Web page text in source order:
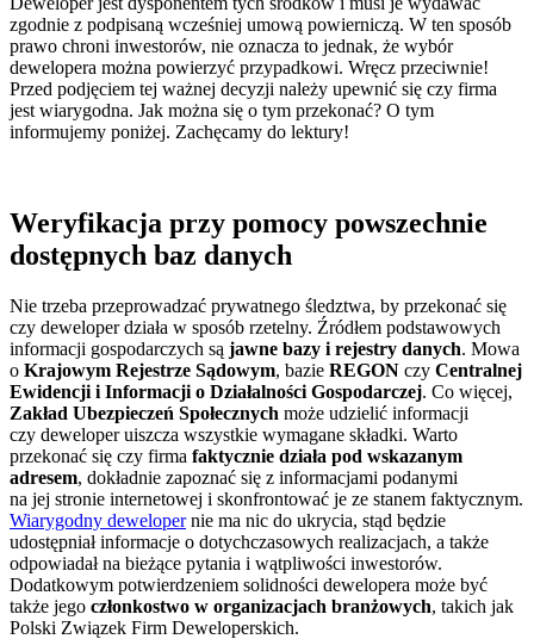
zgodnie z podpisaną wcześniej umową powierniczą. W ten sposób
prawo chroni inwestorów, nie oznacza to jednak, że wybór
dewelopera można powierzyć przypadkowi. Wręcz przeciwnie!
Przed podjęciem tej ważnej decyzji należy upewnić się czy firma
jest wiarygodna. Jak można się o tym przekonać? O tym
informujemy poniżej. Zachęcamy do lektury!
Weryfikacja przy pomocy powszechnie
dostępnych baz danych
Nie trzeba przeprowadzać prywatnego śledztwa, by przekonać się
czy deweloper działa w sposób rzetelny. Źródłem podstawowych
informacji gospodarczych są jawne bazy i rejestry danych. Mowa
o Krajowym Rejestrze Sądowym, bazie REGON czy Centralnej
Ewidencji i Informacji o Działalności Gospodarczej. Co więcej,
Zakład Ubezpieczeń Społecznych może udzielić informacji
czy deweloper uiszcza wszystkie wymagane składki. Warto
przekonać się czy firma faktycznie działa pod wskazanym
adresem, dokładnie zapoznać się z informacjami podanymi
na jej stronie internetowej i skonfrontować je ze stanem faktycznym.
Wiarygodny dewelopernie ma nic do ukrycia, stąd będzie
udostępniał informacje o dotychczasowych realizacjach, a także
odpowiadał na bieżące pytania i wątpliwości inwestorów.
Dodatkowym potwierdzeniem solidności dewelopera może być
także jego członkostwo w organizacjach branżowych, takich jak
Polski Związek Firm Deweloperskich.